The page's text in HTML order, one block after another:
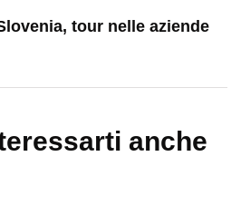
tour nelle aziende
anche